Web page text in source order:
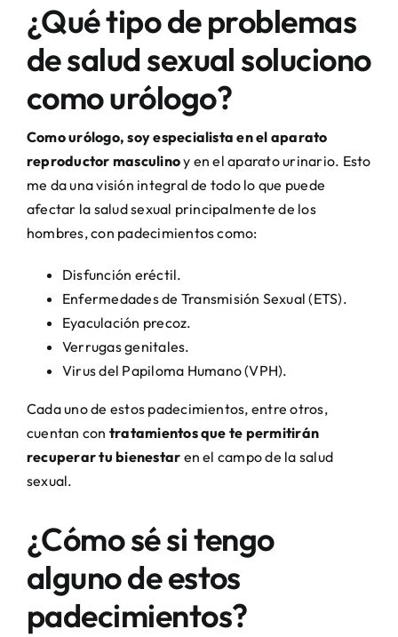
¿Qué tipo de problemas
de salud sexual soluciono
como urólogo?
Como urólogo, soy especialista en el aparato
reproductor masculinoy en el aparato urinario. Esto
me da una visión integral de todo lo que puede
afectar la salud sexual principalmente de los
hombres, con padecimientos como:
Disfunción eréctil.
Enfermedades de Transmisión Sexual (ETS).
Eyaculación precoz.
Verrugas genitales.
Virus del Papiloma Humano (VPH).
Cada uno de estos padecimientos, entre otros,
cuentan con tratamientos que te permitirán
recuperar tu bienestar en el campo de la salud
sexual.
¿Cómo sé si tengo
alguno de estos
padecimientos?